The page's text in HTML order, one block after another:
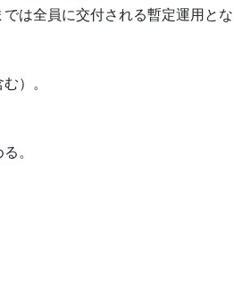
は全員に交付される暫定運用とな
）。
。